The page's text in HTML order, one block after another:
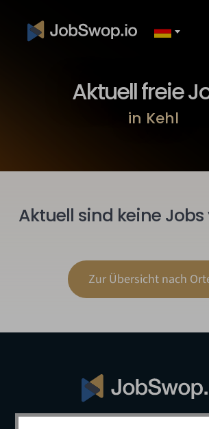
Aktuell freie
in Kehl
Aktuell sind keine
Zur Übersicht nach